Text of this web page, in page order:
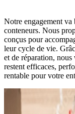
Notre engagement
conteneurs. Nous
conçus pour
leur cycle de vie.
et de réparation,
restent efficaces,
rentable pour votre